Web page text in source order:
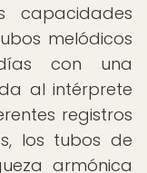
capacidades
melódicos
con una
al intérprete
registros
los tubos de
armónica